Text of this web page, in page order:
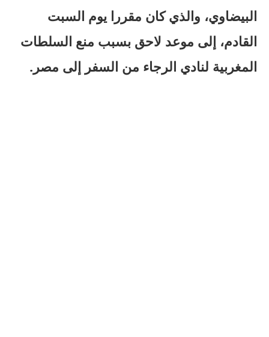
البيضاوي، والذي كان مقررا يوم السبت
القادم، إلى موعد لاحق بسبب منع السلطات
المغربية لنادي الرجاء من السفر إلى مصر.